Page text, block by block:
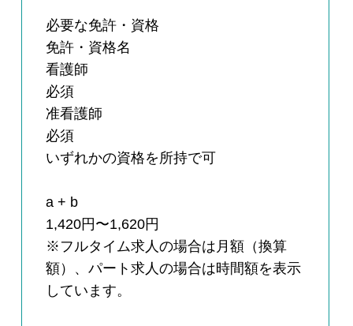
必要な免許・資格
免許・資格名
看護師
必須
准看護師
必須
いずれかの資格を所持で可
a + b
1,420円〜1,620円
※フルタイム求人の場合は月額（換算
額）、パート求人の場合は時間額を表示
しています。